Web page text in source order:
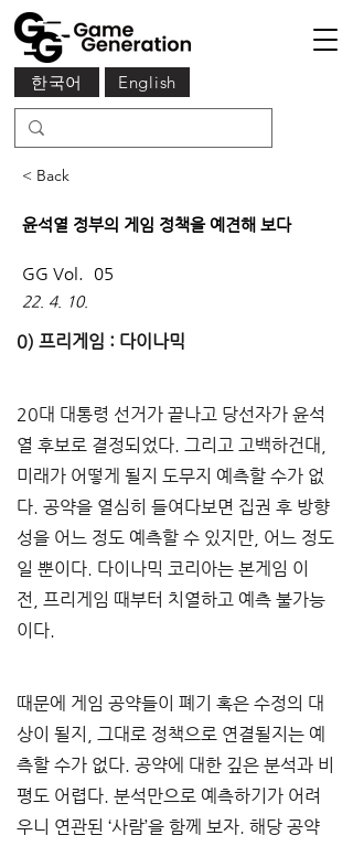
English
한국어
< Back
윤석열 정부의 게임 정책을 예견해 보다
GG Vol. 05
22. 4. 10.
0) 프리게임 : 다이나믹
20대 대통령 선거가 끝나고 당선자가 윤석
열 후보로 결정되었다. 그리고 고백하건대,
미래가 어떻게 될지 도무지 예측할 수가 없
다. 공약을 열심히 들여다보면 집권 후 방향
성을 어느 정도 예측할 수 있지만, 어느 정도
일 뿐이다. 다이나믹 코리아는 본게임 이
전, 프리게임 때부터 치열하고 예측 불가능
이다.
때문에 게임 공약들이 폐기 혹은 수정의 대
상이 될지, 그대로 정책으로 연결될지는 예
측할 수가 없다. 공약에 대한 깊은 분석과 비
평도 어렵다. 분석만으로 예측하기가 어려
우니 연관된 ‘사람’을 함께 보자. 해당 공약